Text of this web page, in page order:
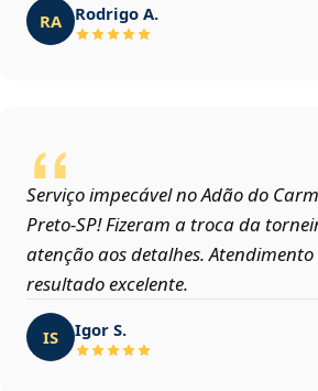
RA Rodrigo A.
Serviço impecável no Adão do
Preto‑SP! Fizeram a troca da
atenção aos detalhes.
resultado excelente.
IS Igor S.